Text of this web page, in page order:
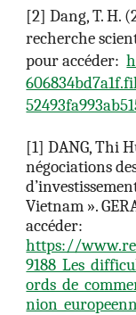
[2]Dang, T. H.
recherche
pour accéder:
[1]DANG, Thi
négociations
Vietnam ».
accéder:
https://